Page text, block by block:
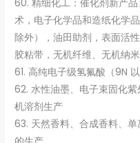
60. 精细化工：催化剂新产
术，电子化学品和造纸化学
除外），油田助剂，表面活
胶粘带，无机纤维、无机纳
61. 高纯电子级氢氟酸（9N
62. 水性油墨、电子束固化
机溶剂生产
63. 天然香料、合成香料、